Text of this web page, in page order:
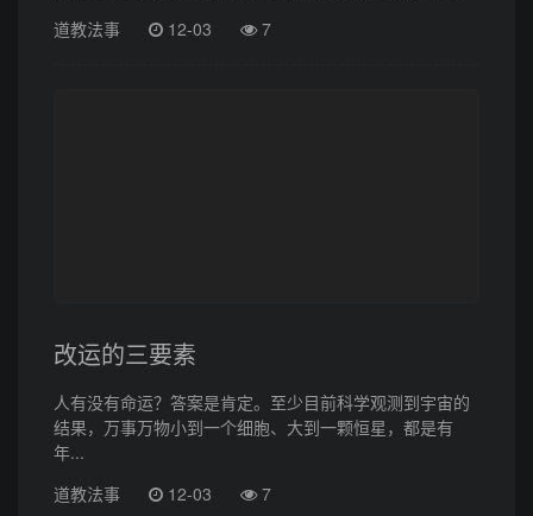
道教法事
12-03 7
改运的三要素
人有没有命运？答案是肯定。至少目前科学观测到宇宙的
结果，万事万物小到一个细胞、大到一颗恒星，都是有
年...
道教法事
12-03 7